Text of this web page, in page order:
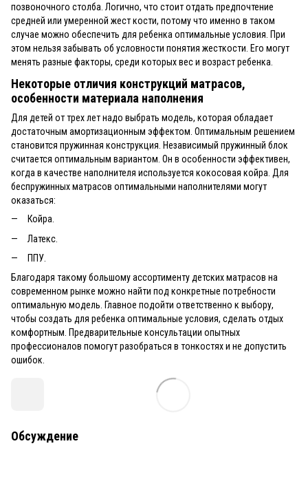
позвоночного столба. Логично, что стоит отдать предпочтение
средней или умеренной жест кости, потому что именно в таком
случае можно обеспечить для ребенка оптимальные условия. При
этом нельзя забывать об условности понятия жесткости. Его могут
менять разные факторы, среди которых вес и возраст ребенка.
Некоторые отличия конструкций матрасов,
особенности материала наполнения
Для детей от трех лет надо выбрать модель, которая обладает
достаточным амортизационным эффектом. Оптимальным решением
становится пружинная конструкция. Независимый пружинный блок
считается оптимальным вариантом. Он в особенности эффективен,
когда в качестве наполнителя используется кокосовая койра. Для
беспружинных матрасов оптимальными наполнителями могут
оказаться:
Койра.
Латекс.
ППУ.
Благодаря такому большому ассортименту детских матрасов на
современном рынке можно найти под конкретные потребности
оптимальную модель. Главное подойти ответственно к выбору,
чтобы создать для ребенка оптимальные условия, сделать отдых
комфортным. Предварительные консультации опытных
профессионалов помогут разобраться в тонкостях и не допустить
ошибок.
Обсуждение